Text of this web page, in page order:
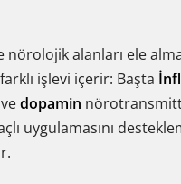
alanları ele
işlevi içerir: Başta
dopamin
uygulamasını